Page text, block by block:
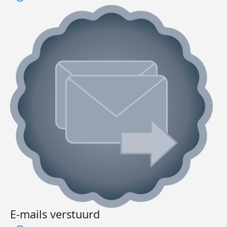
E-mails verstuurd